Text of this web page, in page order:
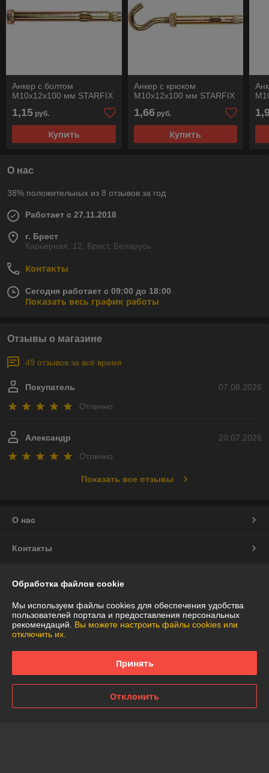
Анкер с болтом
М10х12х100 мм STARFIX
1,15 руб.
Купить
Анкер с крюком
М10х12х100 мм STARFIX
1,66руб.
Купить
О нас
38% положительных из 8 отзывов за год
Работает с 27.11.2018
г. Брест
Карьерная, 12, Брест, Беларусь
Контакты
Сегодня работает с 09:00 до 18:00
Показать весь график работы
Отзывы о магазине
49 отзывов за всё время
07.08.2026
Покупатель
Отлично
20.07.2026
Александр
Отлично
Показать все отзывы
О нас
Контакты
График работы
Полная версия сайта
Политика обработки cookies
Обработка файлов cookie
Мы используем файлы cookies для обеспечения удобства
пользователей портала и предоставления персональных
рекомендаций. Вы можете настроить файлы cookies или
отключить их.
Принять
Отклонить